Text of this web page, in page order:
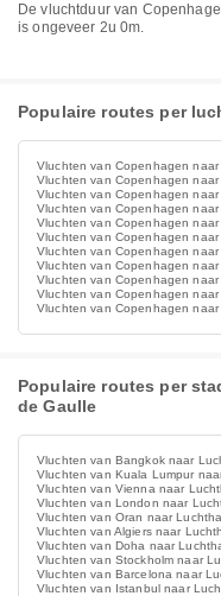
De vluchtduur van Copenhagen naar Luchthaven Parijs Charles de Gaulle
is ongeveer 2u 0m.
Populaire routes per
Vluchten van Copenhagen
Vluchten van Copenhagen
Vluchten van Copenhagen
Vluchten van Copenhagen
Vluchten van Copenhagen
Vluchten van Copenhagen
Vluchten van Copenhagen
Vluchten van Copenhagen
Vluchten van Copenhagen
Vluchten van Copenhagen
Vluchten van Copenhagen
Populaire routes per
de Gaulle
Vluchten van Bangkok naar
Vluchten van Kuala Lumpur
Vluchten van Vienna naar
Vluchten van London naar
Vluchten van Oran naar
Vluchten van Algiers naar
Vluchten van Doha naar
Vluchten van Stockholm naar
Vluchten van Barcelona naar
Vluchten van Istanbul naar